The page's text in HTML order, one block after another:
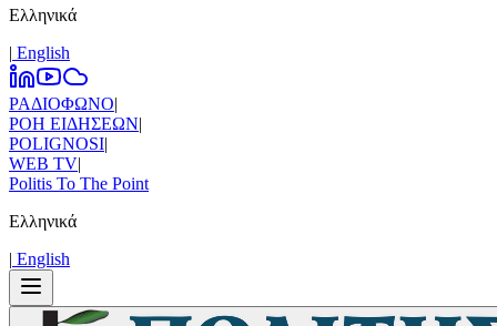
Ελληνικά
| Εnglish
ΡΑΔΙΟΦΩΝΟ|
ΡΟΗ ΕΙΔΗΣΕΩΝ|
POLIGNOSI|
WEB TV|
Politis To The Point
Ελληνικά
| Εnglish